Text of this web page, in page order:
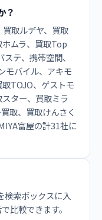
？
取ルデヤ、買取
ムラ、買取Top
テ、携帯空間、
モバイル、アキモ
TOJO、ゲストモ
ター、買取ミラ
取、買取けんさく
富屋の計31社に
検索ボックスに入
比較できます。